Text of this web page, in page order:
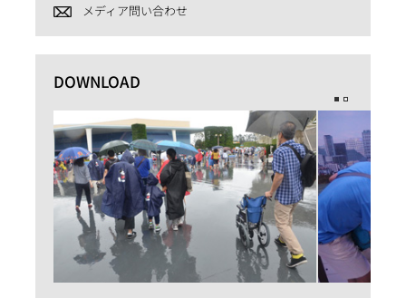
メディア問い合わせ
DOWNLOAD